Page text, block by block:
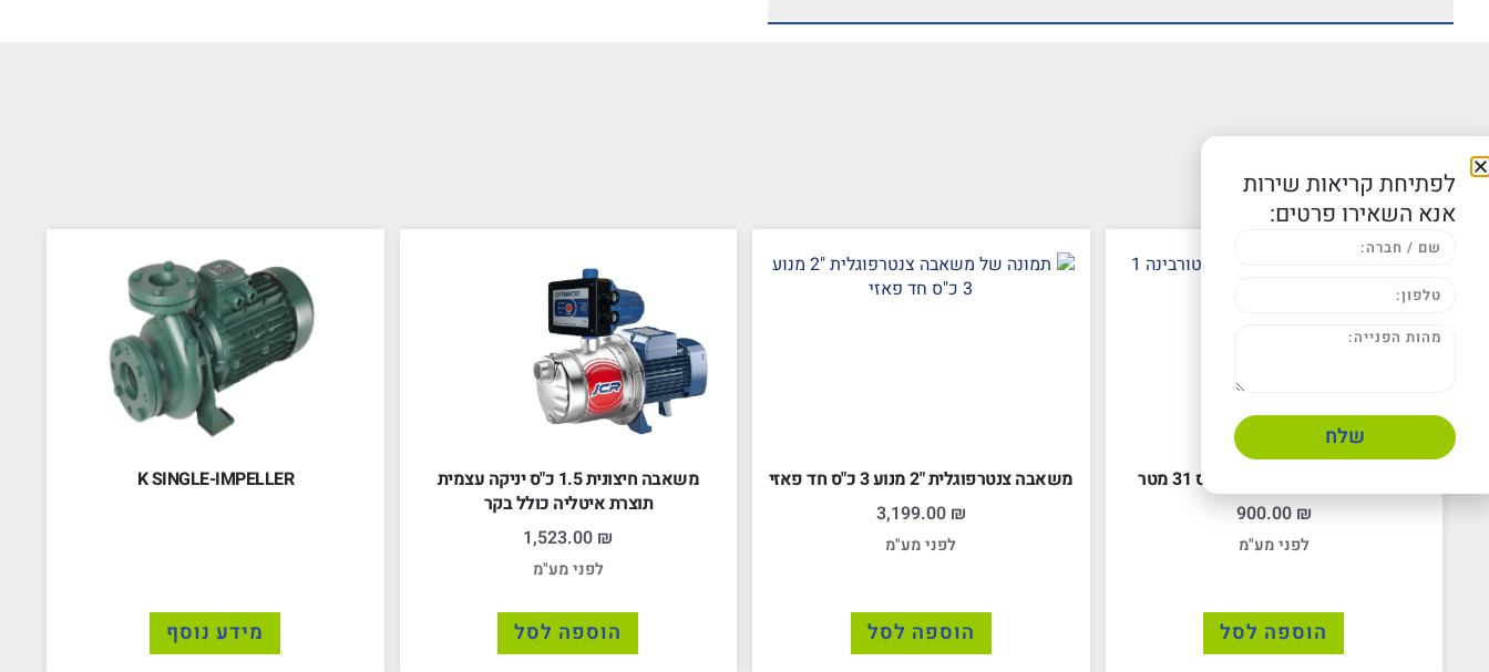
מוצרים קשורים
900.00 ₪
לפני מע"מ
הוספה לסל
משאבה צנטרפוגלית "2 מנוע 3 כ"ס חד פאזי
3,199.00 ₪
לפני מע"מ
הוספה לסל
משאבה חיצונית 1.5 כ"ס יניקה עצמית
תוצרת איטליה כולל בקר
1,523.00 ₪
לפני מע"מ
הוספה לסל
K SINGLE-IMPELLER
מידע נוסף
לפתיחת קריאות שירות
אנא השאירו פרטים:
שלח